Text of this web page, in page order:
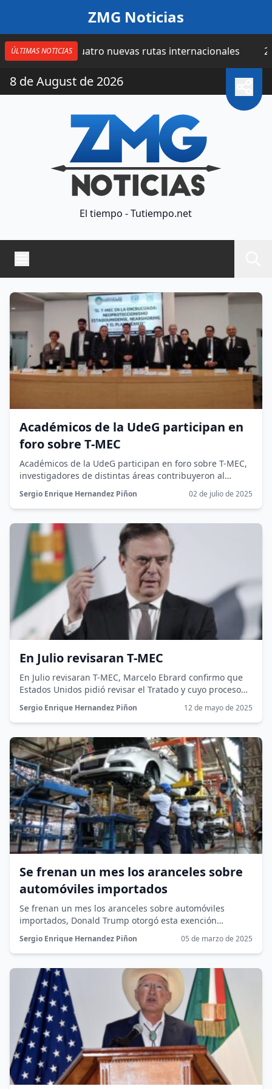
ZMG Noticias
ÚLTIMAS NOTICIAS
suma cuatro nuevas rutas internacionales 20
8 de August de 2026
El tiempo - Tutiempo.net
Académicos de la UdeG participan en
foro sobre T-MEC
Académicos de la UdeG participan en foro sobre T-MEC,
investigadores de distintas áreas contribuyeron al
debate, junto con legisladoras y...
Sergio Enrique Hernandez Piñon 02 de julio de 2025
En Julio revisaran T-MEC
En Julio revisaran T-MEC, Marcelo Ebrard confirmo que
Estados Unidos pidió revisar el Tratado y cuyo proceso
comenzara en el...
Sergio Enrique Hernandez Piñon 12 de mayo de 2025
Se frenan un mes los aranceles sobre
automóviles importados
Se frenan un mes los aranceles sobre automóviles
importados, Donald Trump otorgó esta exención
temporal para evitar desventajas económicas a...
Sergio Enrique Hernandez Piñon 05 de marzo de 2025